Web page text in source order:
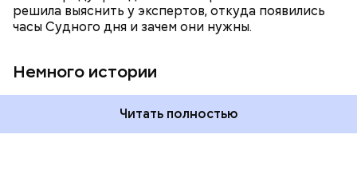
решила выяснить у экспертов, откуда появились
часы Судного дня и зачем они нужны.
Немного истории
климатические изменения.
Читать полностью